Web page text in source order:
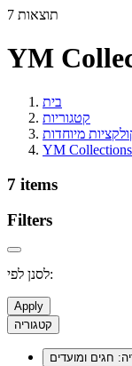
7 תוצאות
YM
בית
קטגוריות
מיוחדות
YM
7 items
Filters
לסנן לפי:
Apply
קטגוריה
חגים ומועדים